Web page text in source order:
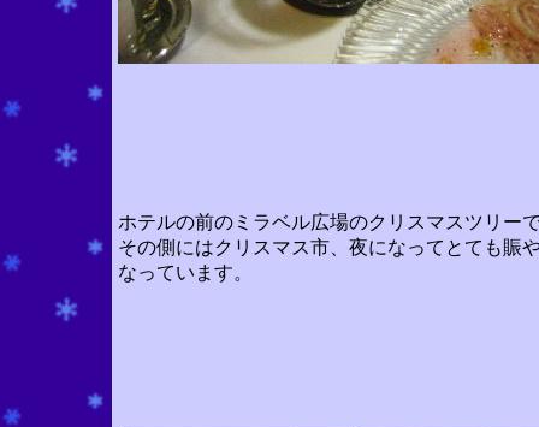
ホテルの前のミラベル広場のクリスマスツリー
その側にはクリスマス市、夜になってとても賑
なっています。